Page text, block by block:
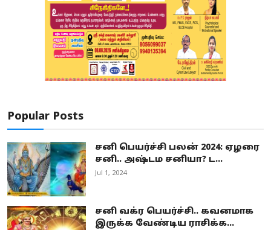
Popular Posts
சனி பெயர்ச்சி பலன் 2024: ஏழரை
சனி.. அஷ்டம சனியா? ட...
Jul 1, 2024
சனி வக்ர பெயர்ச்சி.. கவனமாக
இருக்க வேண்டிய ராசிக்க...